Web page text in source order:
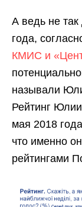
А ведь не
года,
КМИС и
называли
Рейтинг
мая 2018
что именно
рейтингами